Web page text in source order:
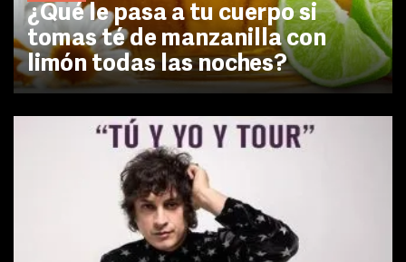
¿Qué le pasa a tu cuerpo si
tomas té de manzanilla con
limón todas las noches?